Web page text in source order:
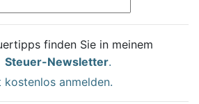
finden Sie in meinem
Steuer-Newsletter.
anmelden.